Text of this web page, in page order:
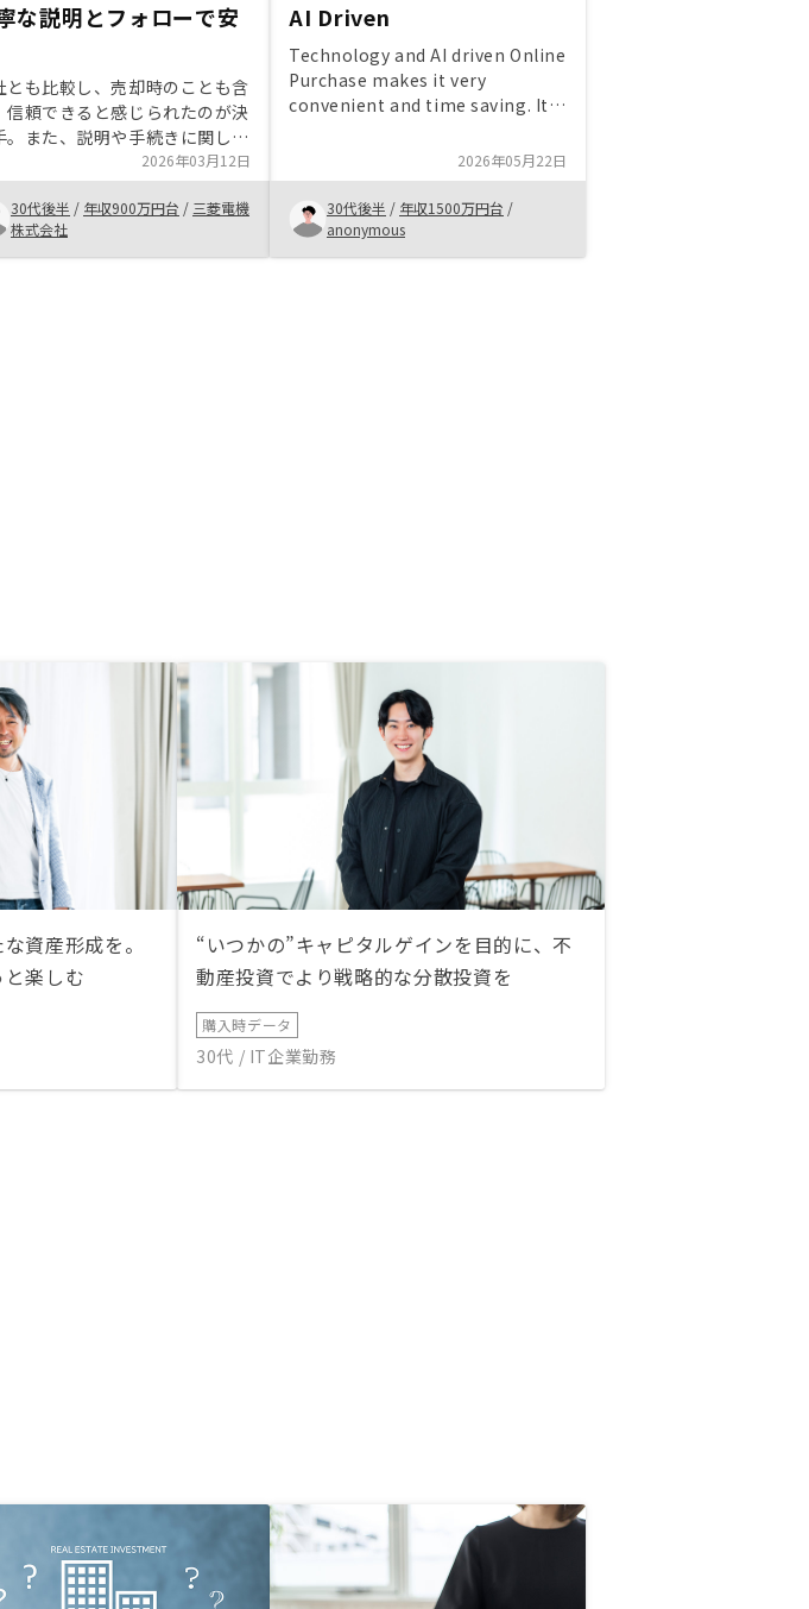
な説明とフォローで安
とも比較し、売却時のことも含
信頼できると感じられたのが決
。また、説明や手続きに関して
寧にフォローしてくださり、初
の方でも不安なく始められる。
のペースで検討できるため、安
きて良かった。
2026年03月12日
30代後半 / 年収900万円台 / 三菱電機
株式会社
AI Driven
Technology and AI driven Online
Purchase makes it very
convenient and time saving. It
schedule.Make it English
friendly please. There is no real
estate company who supports
english. I want you to create
building information plan in
2026年05月22日
30代後半 / 年収1500万円台 /
anonymous
資産形成を。
楽しむ
“いつかの”キャピタルゲインを目的に、不
動産投資でより戦略的な分散投資を
購入時データ
30代 / IT企業勤務